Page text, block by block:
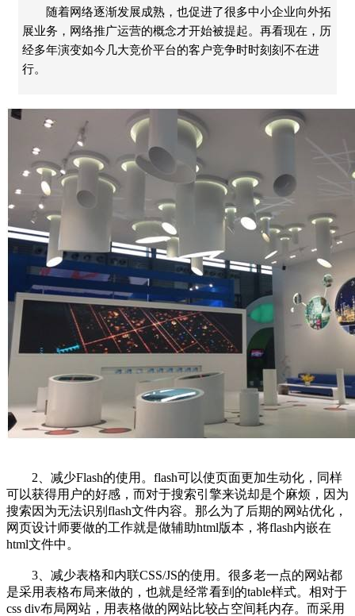
随着网络逐渐发展成熟，也促进了很多中小企业向外拓
展业务，网络推广运营的概念才开始被提起。再看现在，历
经多年演变如今几大竞价平台的客户竞争时时刻刻不在进
行。
2、减少Flash的使用。flash可以使页面更加生动化，同样
可以获得用户的好感，而对于搜索引擎来说却是个麻烦，因为
搜索因为无法识别flash文件内容。那么为了后期的网站优化，
网页设计师要做的工作就是做辅助html版本，将flash内嵌在
html文件中。
3、减少表格和内联CSS/JS的使用。很多老一点的网站都
是采用表格布局来做的，也就是经常看到的table样式。相对于
css div布局网站，用表格做的网站比较占空间耗内存。而采用